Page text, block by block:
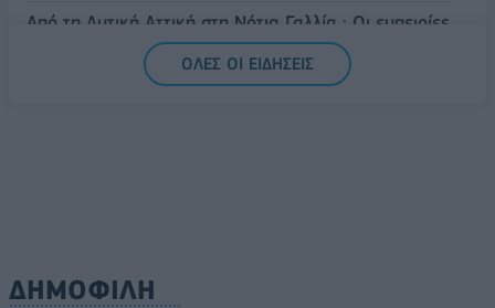
Από τη Δυτική Αττική στη Νότια Γαλλία : Οι εμπειρίες
Ελλήνων και Γάλλων πυροσβεστών από τα πύρινα
ΟΛΕΣ ΟΙ ΕΙΔΗΣΕΙΣ
ΔΗΜΟΦΙΛΗ